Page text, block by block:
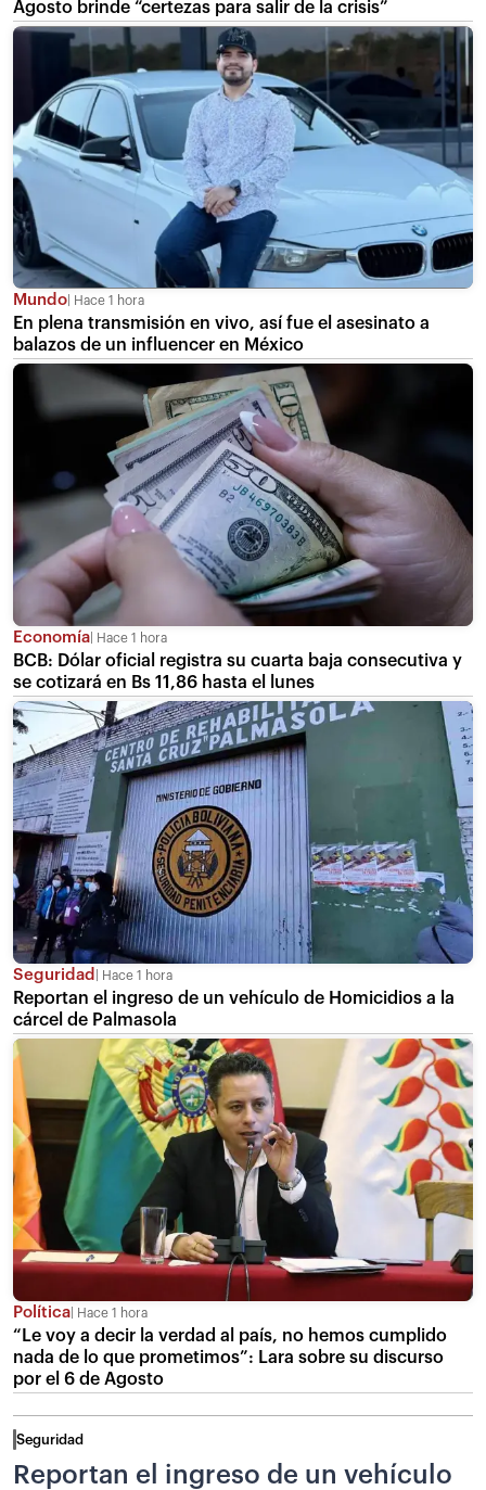
Agosto brinde “certezas para salir de la crisis”
Mundo Hace 1 hora
En plena transmisión en vivo, así fue el asesinato a
balazos de un influencer en México
Economía Hace 1 hora
BCB: Dólar oficial registra su cuarta baja consecutiva y
se cotizará en Bs 11,86 hasta el lunes
Seguridad Hace 1 hora
Reportan el ingreso de un vehículo de Homicidios a la
cárcel de Palmasola
Política Hace 1 hora
“Le voy a decir la verdad al país, no hemos cumplido
nada de lo que prometimos”: Lara sobre su discurso
por el 6 de Agosto
Seguridad
Reportan el ingreso de un vehículo